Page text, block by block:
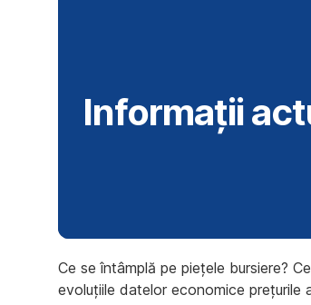
Informații
Ce se întâmplă pe piețele bursiere?
evoluțiile datelor economice prețurile